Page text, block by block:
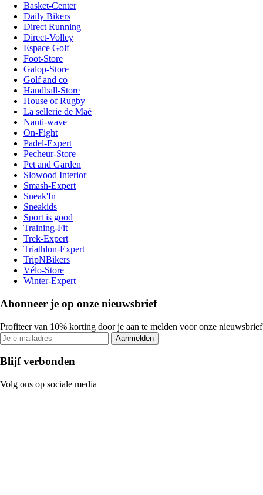
Basket-Center
Daily Bikers
Direct Running
Direct-Volley
Espace Golf
Foot-Store
Galop-Store
Golf and co
Handball-Store
House of Rugby
La sellerie de Maé
Nauti-wave
On-Fight
Padel-Expert
Pecheur-Store
Pet and Garden
Slowood Interior
Smash-Expert
Sneak'In
Sneakids
Sport is good
Training-Fit
Trek-Expert
Triathlon-Expert
TripNBikers
Vélo-Store
Winter-Expert
Abonneer je op onze nieuwsbrief
Profiteer van 10% korting door je aan te melden voor onze nieuwsbrief
Aanmelden
Blijf verbonden
Volg ons op sociale media